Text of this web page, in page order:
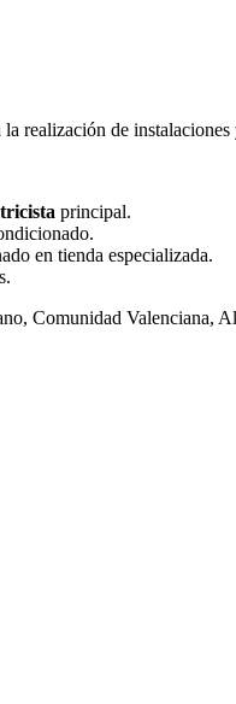
la realización de
principal.
en tienda especializada.
Comunidad Valenciana,